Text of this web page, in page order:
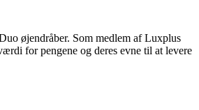
øjendråber. Som medlem af Luxplus
for pengene og deres evne til at levere